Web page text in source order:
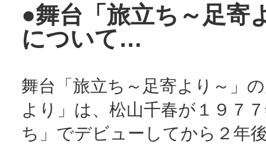
●舞台「旅立ち～足寄
について…
舞台「旅立ち～足寄より～」
より」は、松山千春が１９７
ち」でデビューしてから２年